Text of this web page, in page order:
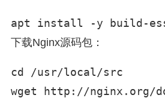
apt install -y build-
下载Nginx源码包：
cd /usr/local/src
wget http://nginx.org/